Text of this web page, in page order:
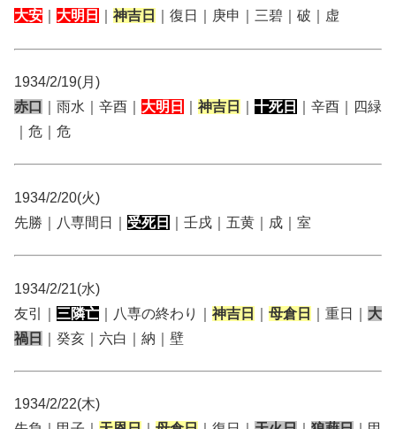
大安
大明日 神吉日 ｜復日｜庚申｜三碧｜破｜虚
1934/2/19(月)
赤口
｜雨水｜辛酉｜ 大明日 神吉日 十死日
｜辛酉｜四緑
｜危｜危
1934/2/20(火)
先勝｜八専間日｜ 受死日 ｜壬戌｜五黄｜成｜室
1934/2/21(水)
友引｜ 三隣亡 ｜八専の終わり｜ 神吉日 母倉日 ｜重日｜ 大
禍日
｜癸亥｜六白｜納｜壁
1934/2/22(木)